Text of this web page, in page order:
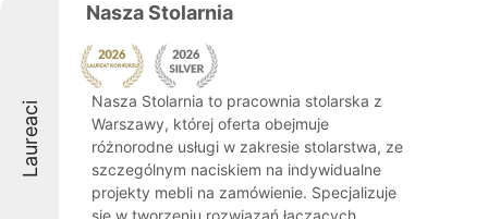
Laureaci
Nasza Stolarnia
Nasza Stolarnia to pracownia stolarska z
Warszawy, której oferta obejmuje
różnorodne usługi w zakresie stolarstwa, ze
szczególnym naciskiem na indywidualne
projekty mebli na zamówienie. Specjalizuje
się w tworzeniu rozwiązań łączących